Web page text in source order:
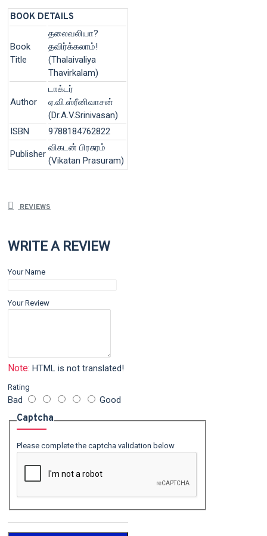
BOOK DETAILS
Book
Title
தலைவலியா?
தவிர்க்கலாம்!
(Thalaivaliya
Thavirkalam)
Author
டாக்டர்
ஏ.வி.ஸ்ரீனிவாசன்
(Dr.A.V.Srinivasan)
ISBN
9788184762822
Publisher
விகடன் பிரசுரம்
(Vikatan Prasuram)
REVIEWS
WRITE A REVIEW
Your Name
Your Review
Note: HTML is not translated!
Rating
Bad Good
Captcha
Please complete the captcha validation below